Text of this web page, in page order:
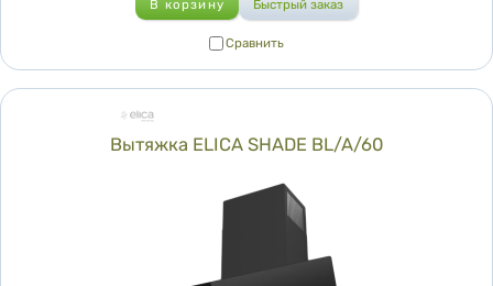
Сравнить
Вытяжка ELICA SHADE BL/A/60